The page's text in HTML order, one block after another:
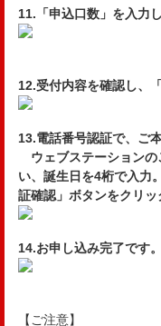
11.「申込口数」を入力
12.受付内容を確認し、
13.電話番号認証で、ご
ウェブステーションの
い、誕生日を4桁で入力
証確認」ボタンをクリッ
14.お申し込み完了です
【ご注意】